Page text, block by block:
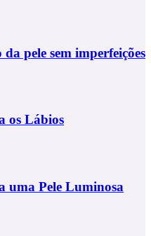
pele sem imperfeições
os Lábios
uma Pele Luminosa